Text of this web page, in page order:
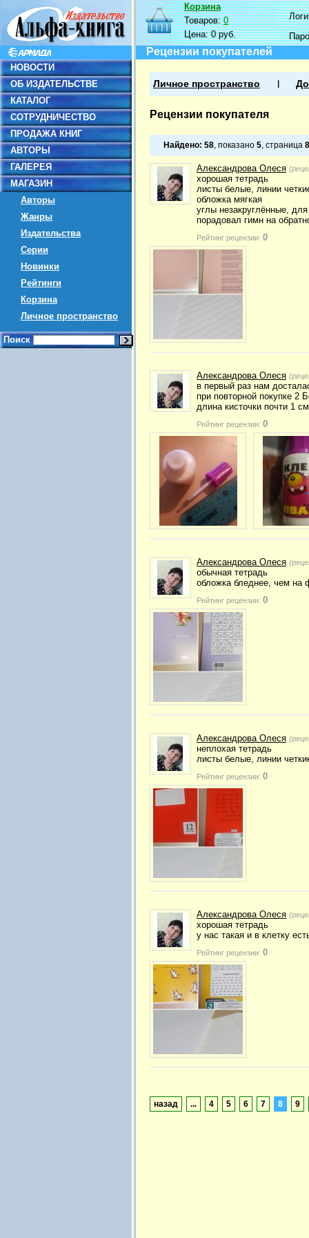
НОВОСТИ
ОБ ИЗДАТЕЛЬСТВЕ
КАТАЛОГ
СОТРУДНИЧЕСТВО
ПРОДАЖА КНИГ
АВТОРЫ
ГАЛЕРЕЯ
МАГАЗИН
Авторы
Жанры
Издательства
Серии
Новинки
Рейтинги
Корзина
Личное пространство
Поиск
Корзина
Товаров:0
Цена:0 руб.
Рецензии покупателей
Личное пространство
Рецензии покупателя
Найдено: 58, показано 5, страница 8
Александрова Олеся
хорошая тетрадь
листы белые, линии
обложка мягкая
углы незакруглённые,
порадовал гимн на
Рейтинг рецензии: 0
Александрова Олеся
в первый раз нам
при повторной покупке 2
длина кисточки почти 1
Рейтинг рецензии: 0
Александрова Олеся
обычная тетрадь
обложка бледнее, чем на
Рейтинг рецензии: 0
Александрова Олеся
неплохая тетрадь
листы белые, линии
Рейтинг рецензии: 0
Александрова Олеся
хорошая тетрадь
у нас такая и в клетку
Рейтинг рецензии: 0
назад ... 4 5 6 7 8 9